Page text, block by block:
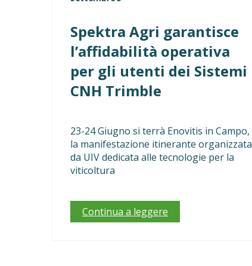
Spektra Agri garantisce
l’affidabilità operativa
per gli utenti dei Sistemi
CNH Trimble
23-24 Giugno si terrà Enovitis in Campo,
la manifestazione itinerante organizzata
da UIV dedicata alle tecnologie per la
viticoltura
Continua a leggere